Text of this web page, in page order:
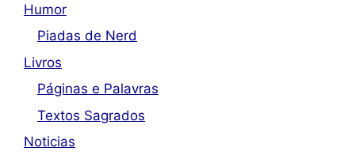
Humor
Piadas de Nerd
Livros
Páginas e Palavras
Textos Sagrados
Noticias